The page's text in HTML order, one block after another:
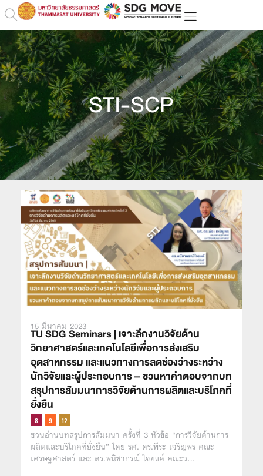
STI-SCP
15 มีนาคม 2023
TU SDG Seminars | เจาะลึกงานวิจัยด้าน
วิทยาศาสตร์และเทคโนโลยีเพื่อการส่งเสริม
อุตสาหกรรม และแนวทางการลดช่องว่างระหว่าง
นักวิจัยและผู้ประกอบการ – ชวนหาคำตอบจากบท
สรุปการสัมมนาการวิจัยด้านการผลิตและบริโภคที่
ยั่งยืน
ชวนอ่านบทสรุปการสัมมนา ครั้งที่ 3 หัวข้อ “การวิจัยด้านการ
ผลิตและบริโภคที่ยั่งยืน” โดย รศ. ดร.พีระ เจริญพร คณะ
เศรษฐศาสตร์ และ ดร.พนิชากรณ์ ใจยงค์ คณะว…